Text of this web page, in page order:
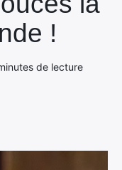
!
de lecture